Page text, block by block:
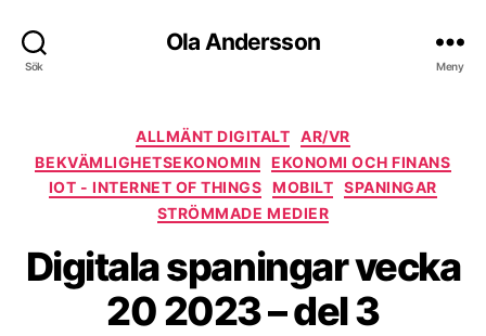
Sök
Ola Andersson
Meny
Kategorier
ALLMÄNT DIGITALT
AR/VR
BEKVÄMLIGHETSEKONOMIN
EKONOMI OCH FINANS
IOT - INTERNET OF THINGS
MOBILT
SPANINGAR
STRÖMMADE MEDIER
Digitala spaningar vecka
20 2023 – del 3